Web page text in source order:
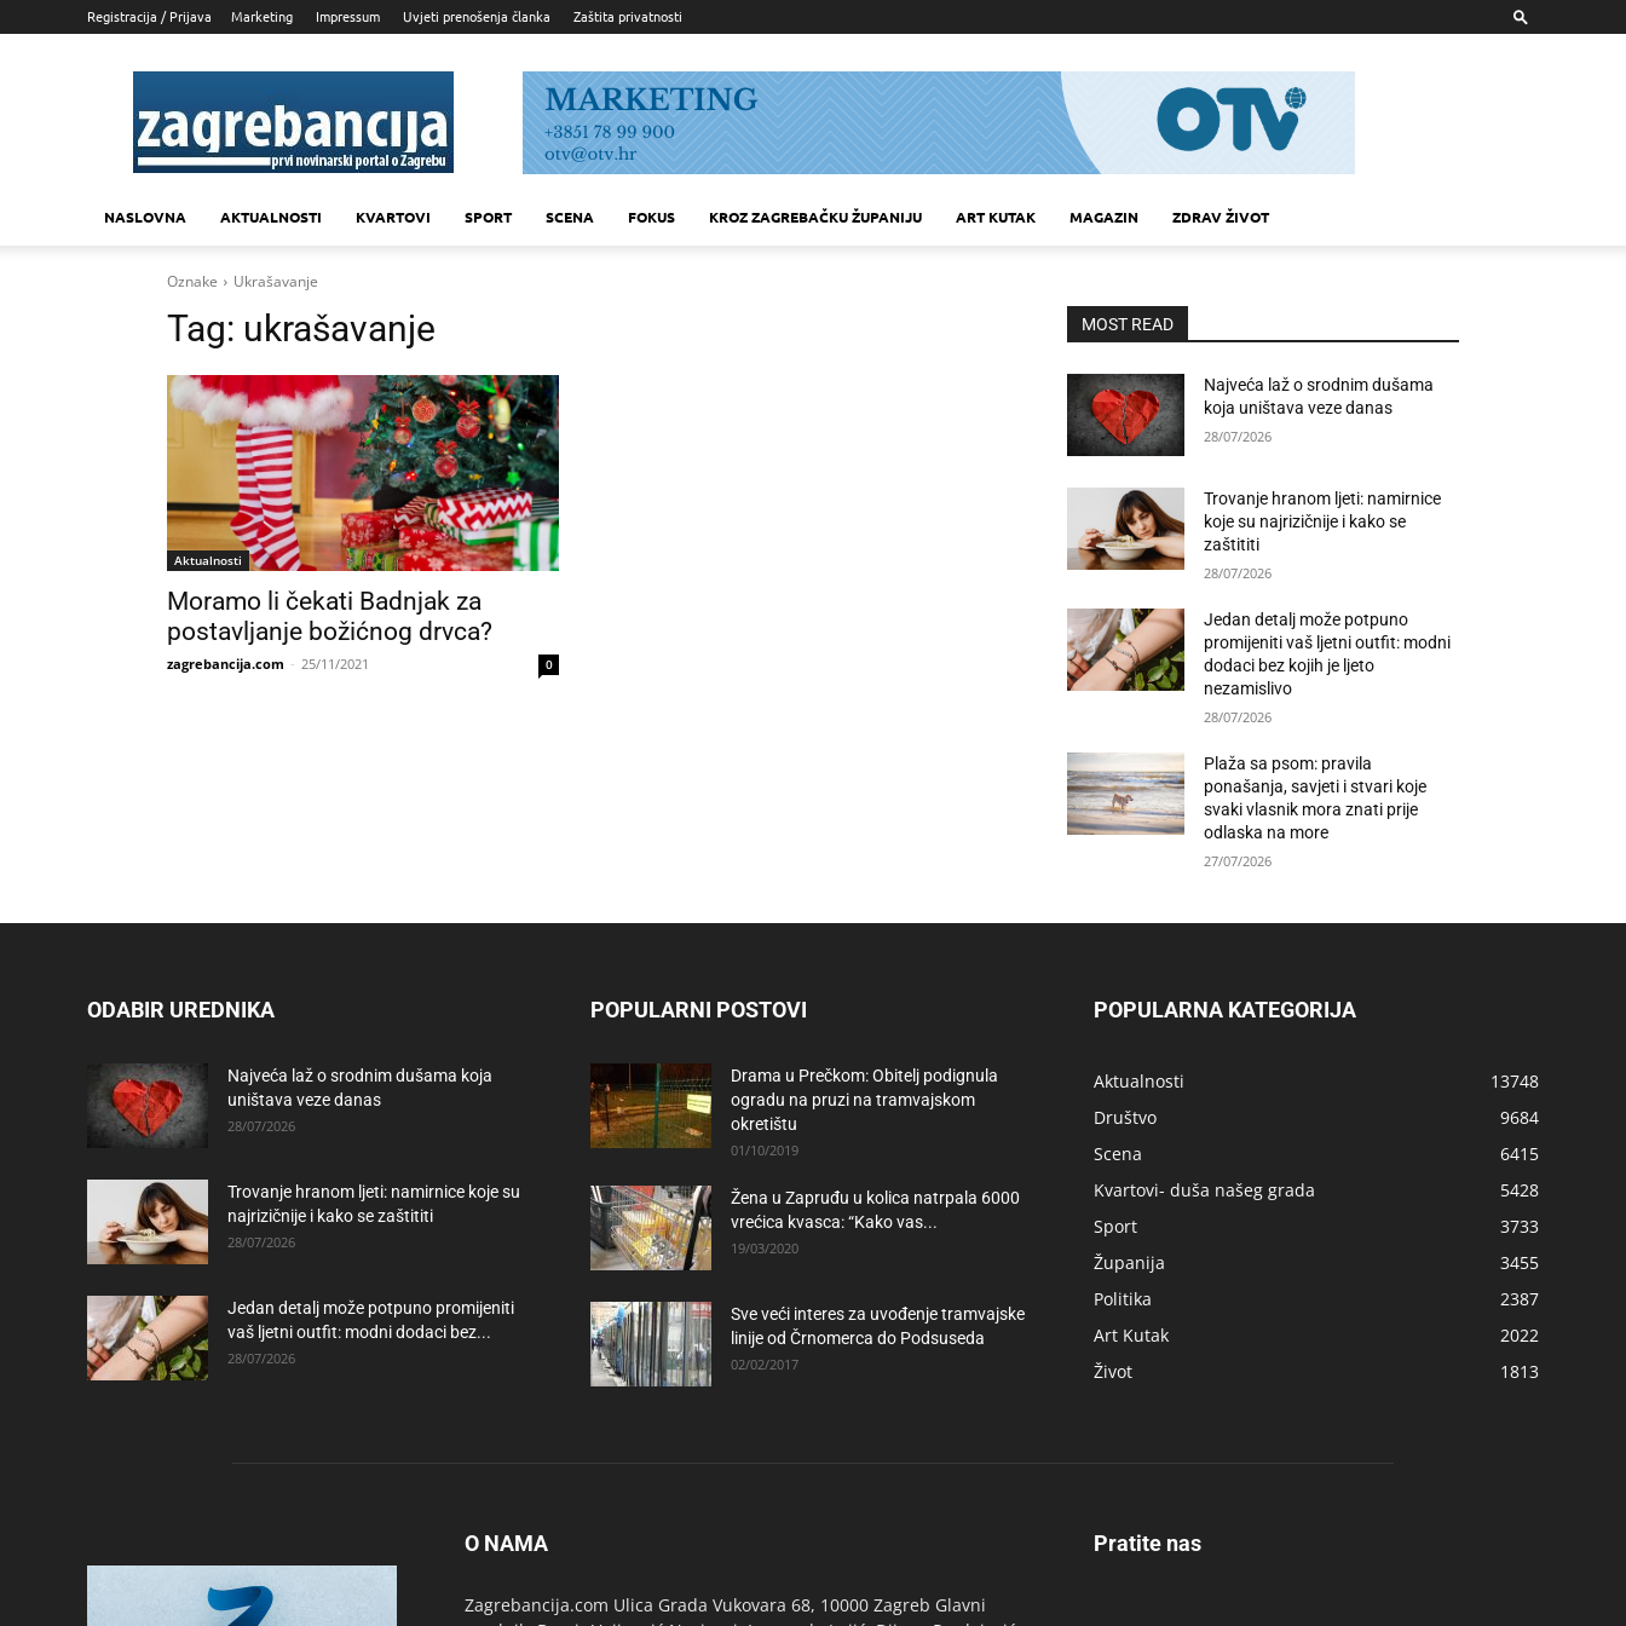
Registracija / Prijava Marketing Impressum Uvjeti prenošenja članka Zaštita privatnosti
Zagrebancija
NASLOVNA AKTUALNOSTI KVARTOVI SPORT SCENA FOKUS KROZ ZAGREBAČKU ŽUPANIJU ART KUTAK MAGAZIN ZDRAV ŽIVOT
Oznake Ukrašavanje
Tag: ukrašavanje
Aktualnosti
Moramo li čekati Badnjak za
postavljanje božićnog drvca?
zagrebancija.com - 25/11/2021 0
MOST READ
Najveća laž o srodnim dušama
koja uništava veze danas
28/07/2026
Trovanje hranom ljeti: namirnice
koje su najrizičnije i kako se
zaštititi
28/07/2026
Jedan detalj može potpuno
promijeniti vaš ljetni outfit: modni
dodaci bez kojih je ljeto
nezamislivo
28/07/2026
Plaža sa psom: pravila
ponašanja, savjeti i stvari koje
svaki vlasnik mora znati prije
odlaska na more
27/07/2026
ODABIR UREDNIKA
Najveća laž o srodnim dušama koja
uništava veze danas
28/07/2026
Trovanje hranom ljeti: namirnice koje su
najrizičnije i kako se zaštititi
28/07/2026
Jedan detalj može potpuno promijeniti
vaš ljetni outfit: modni dodaci bez...
28/07/2026
POPULARNI POSTOVI
Drama u Prečkom: Obitelj podignula
ogradu na pruzi na tramvajskom
okretištu
01/10/2019
Žena u Zapruđu u kolica natrpala 6000
vrećica kvasca: “Kako vas...
19/03/2020
Sve veći interes za uvođenje tramvajske
linije od Črnomerca do Podsuseda
02/02/2017
POPULARNA KATEGORIJA
Aktualnosti
13748
Društvo
9684
Scena
6415
Kvartovi- duša našeg grada
5428
Sport
3733
Županija
3455
Politika
2387
Art Kutak
2022
Život
1813
O NAMA
Zagrebancija.com Ulica Grada Vukovara 68, 10000 Zagreb Glavni
Pratite nas